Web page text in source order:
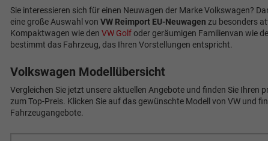
Sie interessieren sich für einen Neuwagen der Marke Volkswagen?
eine große Auswahl von VW Reimport EU-Neuwagen zu besonders
Kompaktwagen wie den VW Golfoder geräumigen Familienvan wie
bestimmt das Fahrzeug, das Ihren Vorstellungen entspricht.
Volkswagen Modellübersicht
Vergleichen Sie jetzt unsere aktuellen Angebote und finden Sie Ihren
zum Top-Preis. Klicken Sie auf das gewünschte Modell von VW und
Fahrzeugangebote.